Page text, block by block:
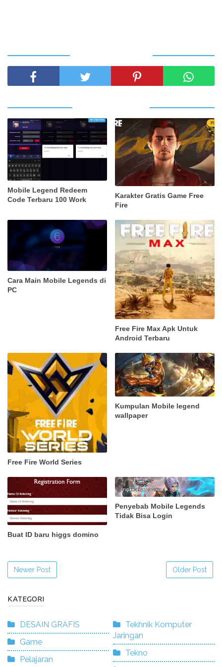
Mobile Legend Redeem
Code Terbaru 100 Work
Karakter Gratis Game Free
Fire
Cara Main Mobile Legends di
PC
Free Fire Max Apk Untuk
Android Terbaru
Free Fire World Series
Kumpulan Mobile legend
wallpaper
Buat ID baru higgs domino
Penyebab Mobile Legends
Tidak Bisa Login
Newer Post Older Post
KATEGORI
DESAIN GRAFIS
Game
Pelajaran
Tekhnik Komputer
Jaringan
Tekno